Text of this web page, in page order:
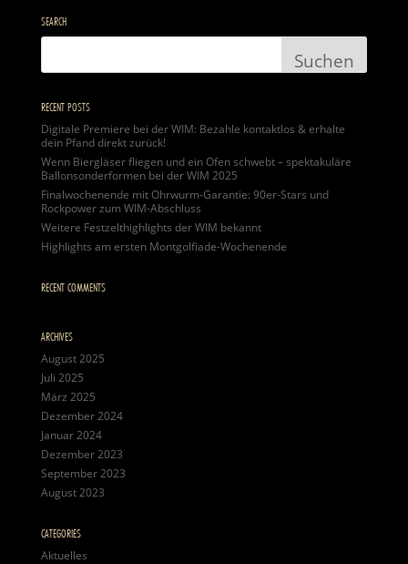
SEARCH
RECENT POSTS
Digitale Premiere bei der WIM: Bezahle kontaktlos & erhalte
dein Pfand direkt zurück!
Wenn Biergläser fliegen und ein Ofen schwebt – spektakuläre
Ballonsonderformen bei der WIM 2025
Finalwochenende mit Ohrwurm-Garantie: 90er-Stars und
Rockpower zum WIM-Abschluss
Weitere Festzelthighlights der WIM bekannt
Highlights am ersten Montgolfiade-Wochenende
RECENT COMMENTS
ARCHIVES
August 2025
Juli 2025
März 2025
Dezember 2024
Januar 2024
Dezember 2023
September 2023
August 2023
CATEGORIES
Aktuelles